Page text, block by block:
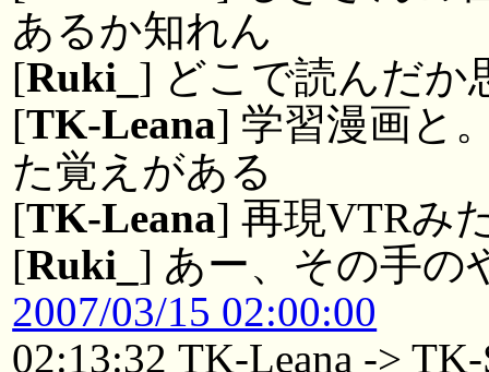
あるか知れん
[Ruki_ ] どこで読んだか
[TK-Leana] 学習漫画と
た覚えがある
[TK-Leana] 再現VTRみ
[Ruki_ ] あー、その手の
2007/03/15 02:00:00
02:13:32 TK-Leana -> TK-